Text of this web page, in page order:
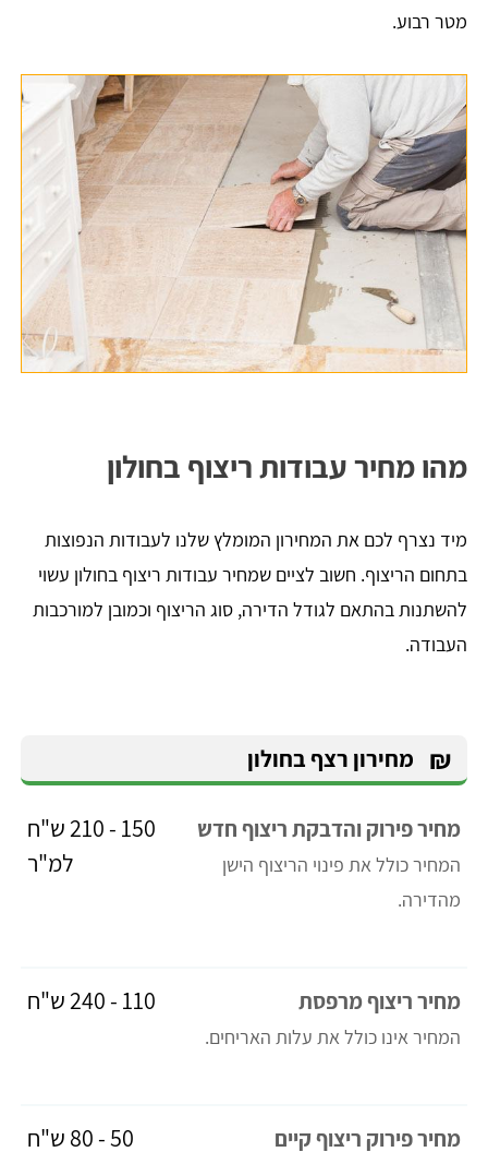
מטר רבוע.
מהו מחיר עבודות ריצוף בחולון
מיד נצרף לכם את המחירון המומלץ שלנו לעבודות הנפוצות
בתחום הריצוף. חשוב לציים שמחיר עבודות ריצוף בחולון עשוי
להשתנות בהתאם לגודל הדירה, סוג הריצוף וכמובן למורכבות
העבודה.
₪ מחירון רצף בחולון
מחיר פירוק והדבקת ריצוף חדש
המחיר כולל את פינוי הריצוף הישן
מהדירה.
150 - 210 ש"ח
למ"ר
מחיר ריצוף מרפסת
המחיר אינו כולל את עלות האריחים.
110 - 240 ש"ח
מחיר פירוק ריצוף קיים 50 - 80 ש"ח